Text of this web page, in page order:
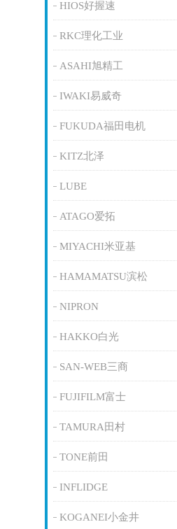
HIOS好握速
RKC理化工业
ASAHI旭精工
IWAKI易威奇
FUKUDA福田电机
KITZ北泽
LUBE
ATAGO爱拓
MIYACHI米亚基
HAMAMATSU滨松
NIPRON
HAKKO白光
SAN-WEB三商
FUJIFILM富士
TAMURA田村
TONE前田
INFLIDGE
KOGANEI小金井